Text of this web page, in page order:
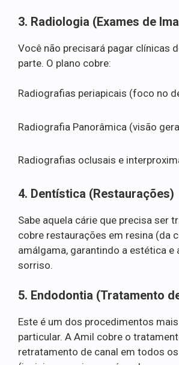
3. Radiologia (Exames de
Você não precisará pagar clínicas
parte. O plano cobre:
Radiografias periapicais (foco no
Radiografia Panorâmica (visão
Radiografias oclusais e
4. Dentística (Restaurações)
Sabe aquela cárie que precisa ser
cobre restaurações em resina (da
amálgama, garantindo a estética e
sorriso.
5. Endodontia (Tratamento
Este é um dos procedimentos
particular. A Amil cobre o
retratamento de canal em todos